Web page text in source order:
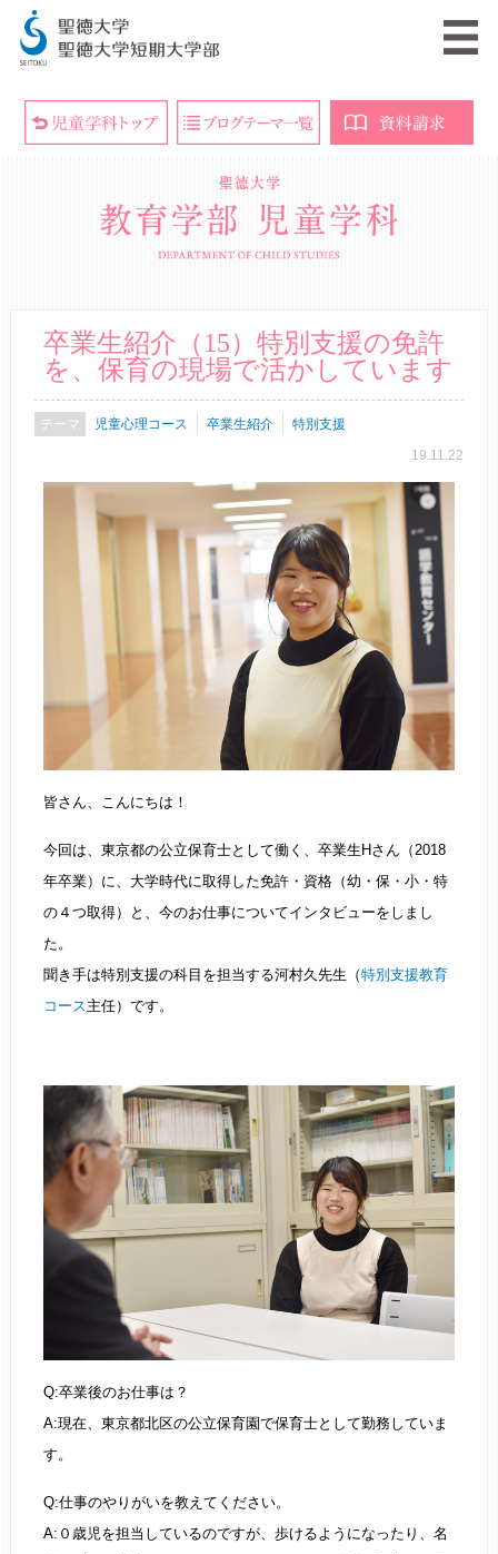
卒業生紹介（15）特別支援の免許
を、保育の現場で活かしています
児童心理コース 卒業生紹介
特別支援
19.11.22
皆さん、こんにちは！
今回は、東京都の公立保育士として働く、卒業生Hさん（2018
年卒業）に、大学時代に取得した免許・資格（幼・保・小・特
の４つ取得）と、今のお仕事についてインタビューをしまし
た。
聞き手は特別支援の科目を担当する河村久先生（特別支援教育
コース 主任）です。
Q:卒業後のお仕事は？
A:現在、東京都北区の公立保育園で保育士として勤務していま
す。
Q:仕事のやりがいを教えてください。
A:０歳児を担当しているのですが、歩けるようになったり、名